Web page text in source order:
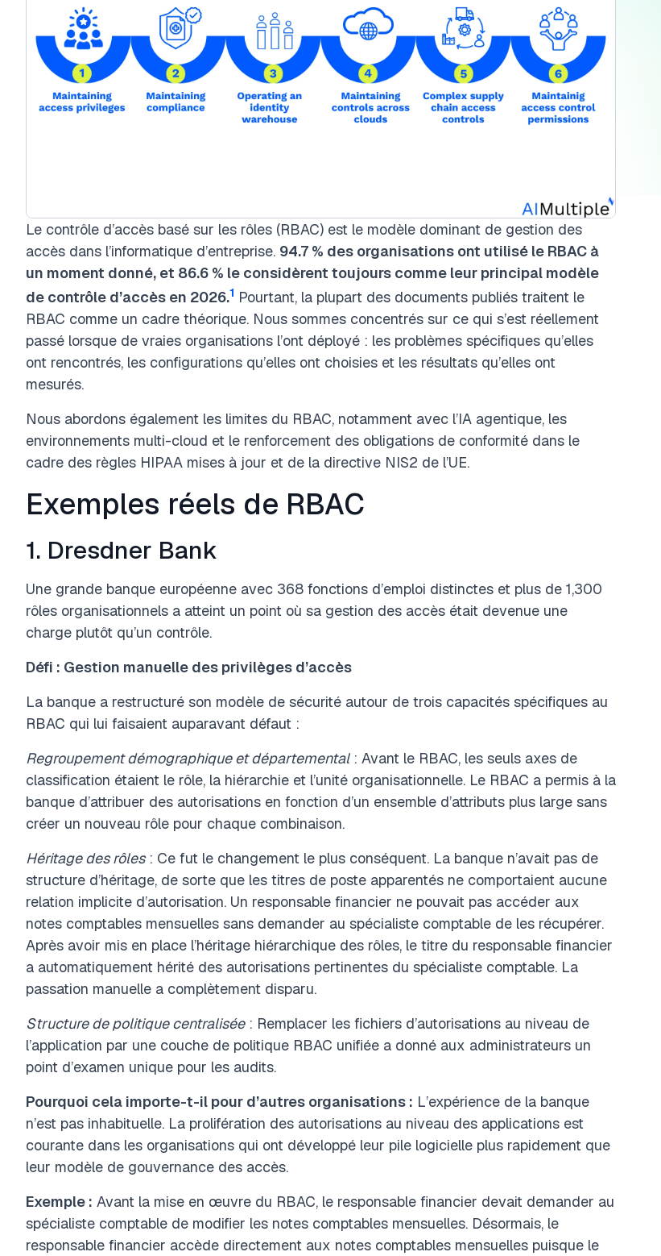
Le contrôle d’accès basé sur les rôles (RBAC) est le modèle dominant de gestion des
accès dans l’informatique d’entreprise. 94.7 % des organisations ont utilisé le RBAC à
un moment donné, et 86.6 % le considèrent toujours comme leur principal modèle
de contrôle d’accès en 2026.1 Pourtant, la plupart des documents publiés traitent le
RBAC comme un cadre théorique. Nous sommes concentrés sur ce qui s’est réellement
passé lorsque de vraies organisations l’ont déployé : les problèmes spécifiques qu’elles
ont rencontrés, les configurations qu’elles ont choisies et les résultats qu’elles ont
mesurés.
Nous abordons également les limites du RBAC, notamment avec l’IA agentique, les
environnements multi-cloud et le renforcement des obligations de conformité dans le
cadre des règles HIPAA mises à jour et de la directive NIS2 de l’UE.
Exemples réels de RBAC
1. Dresdner Bank
Une grande banque européenne avec 368 fonctions d’emploi distinctes et plus de 1,300
rôles organisationnels a atteint un point où sa gestion des accès était devenue une
charge plutôt qu’un contrôle.
Défi : Gestion manuelle des privilèges d’accès
La banque a restructuré son modèle de sécurité autour de trois capacités spécifiques au
RBAC qui lui faisaient auparavant défaut :
Regroupement démographique et départemental: Avant le RBAC, les seuls axes de
classification étaient le rôle, la hiérarchie et l’unité organisationnelle. Le RBAC a permis à la
banque d’attribuer des autorisations en fonction d’un ensemble d’attributs plus large sans
créer un nouveau rôle pour chaque combinaison.
Héritage des rôles: Ce fut le changement le plus conséquent. La banque n’avait pas de
structure d’héritage, de sorte que les titres de poste apparentés ne comportaient aucune
relation implicite d’autorisation. Un responsable financier ne pouvait pas accéder aux
notes comptables mensuelles sans demander au spécialiste comptable de les récupérer.
Après avoir mis en place l’héritage hiérarchique des rôles, le titre du responsable financier
a automatiquement hérité des autorisations pertinentes du spécialiste comptable. La
passation manuelle a complètement disparu.
Structure de politique centralisée: Remplacer les fichiers d’autorisations au niveau de
l’application par une couche de politique RBAC unifiée a donné aux administrateurs un
point d’examen unique pour les audits.
Pourquoi cela importe-t-il pour d’autres organisations : L’expérience de la banque
n’est pas inhabituelle. La prolifération des autorisations au niveau des applications est
courante dans les organisations qui ont développé leur pile logicielle plus rapidement que
leur modèle de gouvernance des accès.
Exemple : Avant la mise en œuvre du RBAC, le responsable financier devait demander au
spécialiste comptable de modifier les notes comptables mensuelles. Désormais, le
responsable financier accède directement aux notes comptables mensuelles puisque le